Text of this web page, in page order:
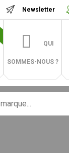
Newsletter
QUI
SOMMES-NOUS ?